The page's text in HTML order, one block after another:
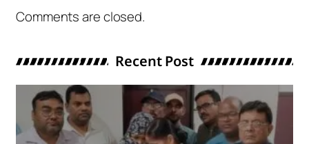
Comments are closed.
Recent Post